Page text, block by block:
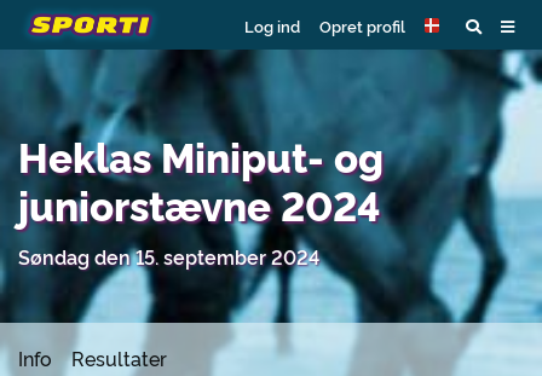
Log ind Opret profil
Heklas Miniput- og
juniorstævne 2024
Søndag den 15. september 2024
Info Resultater